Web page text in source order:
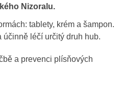
Nizoralu.
tablety, krém a šampon.
účinně léčí určitý druh hub.
a prevenci plísňových